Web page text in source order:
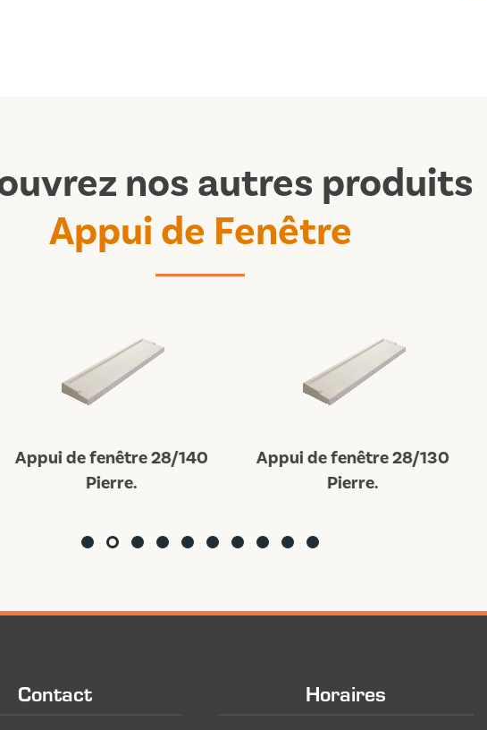
nos autres produits
Appui de Fenêtre
de fenêtre 28/140
Pierre.
Appui de fenêtre 28/130
Pierre.
Contact Horaires